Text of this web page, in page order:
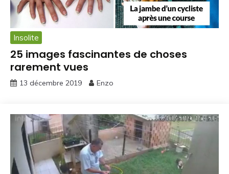
Insolite
25 images fascinantes de choses
rarement vues
13 décembre 2019 Enzo